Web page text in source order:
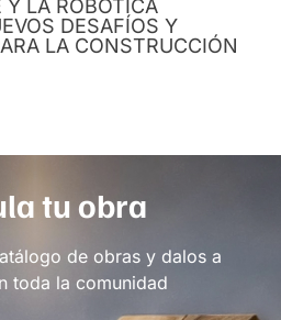
Y LA ROBÓTICA
DESAFÍOS Y
LA CONSTRUCCIÓN
tu obra
de obras y dalos a
toda la comunidad